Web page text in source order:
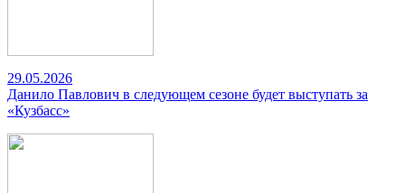
29.05.2026
Данило Павлович в следующем сезоне будет выступать за
«Кузбасс»